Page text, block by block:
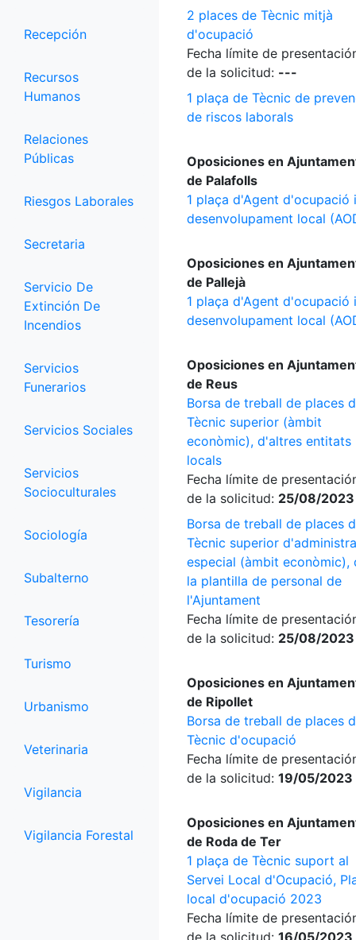
Recepción
Recursos
Humanos
Relaciones
Públicas
Riesgos Laborales
Secretaria
Servicio De
Extinción De
Incendios
Servicios
Funerarios
Servicios Sociales
Servicios
Socioculturales
Sociología
Subalterno
Tesorería
Turismo
Urbanismo
Veterinaria
Vigilancia
Vigilancia Forestal
2 places de Tècnic mitjà
d'ocupació
Fecha límite de
de la solicitud: ---
1 plaça de Tècnic de
de riscos laborals
Oposiciones en
de Palafolls
1 plaça d'Agent d'ocupació i
desenvolupament local
Oposiciones en
de Pallejà
1 plaça d'Agent d'ocupació i
desenvolupament local
Oposiciones en
de Reus
Borsa de treball de places
Tècnic superior (àmbit
econòmic), d'altres entitats
locals
Fecha límite de
de la solicitud: 25/08/2023
Borsa de treball de places
Tècnic superior
especial (àmbit econòmic),
la plantilla de personal de
l'Ajuntament
Fecha límite de
de la solicitud: 25/08/2023
Oposiciones en
de Ripollet
Borsa de treball de places
Tècnic d'ocupació
Fecha límite de
de la solicitud: 19/05/2023
Oposiciones en
de Roda de Ter
1 plaça de Tècnic suport al
Servei Local d'Ocupació,
local d'ocupació 2023
Fecha límite de
de la solicitud: 16/05/2023